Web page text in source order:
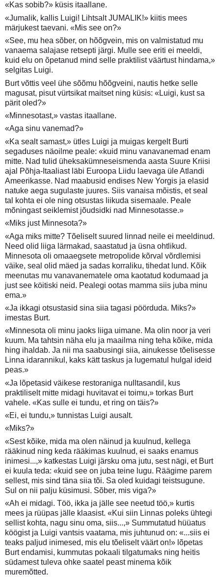
«Kas sobib?» küsis itaallane.
«Jumalik, kallis Luigi! Lihtsalt JUMALIK!» kiitis mees
märjukest taevani. «Mis see on?»
«See, mu hea sõber, on hõõgvein, mis on valmistatud mu
vanaema salajase retsepti järgi. Mulle see eriti ei meeldi,
kuid elu on õpetanud mind selle praktilist väärtust hindama,»
selgitas Luigi.
Burt võttis veel ühe sõõmu hõõgveini, nautis hetke selle
magusat, pisut vürtsikat maitset ning küsis: «Luigi, kust sa
pärit oled?»
«Minnesotast,» vastas itaallane.
«Aga sinu vanemad?»
«Ka sealt samast,» ütles Luigi ja muigas kergelt Burti
segaduses näoilme peale: «kuid minu vanavanemad enam
mitte. Nad tulid üheksakümneseismenda aasta Suure Kriisi
ajal Põhja-Itaaliast läbi Euroopa Liidu laevaga üle Atlandi
Ameerikasse. Nad maabusid endises New Yorgis ja elasid
natuke aega sugulaste juures. Siis vanaisa mõistis, et seal
tal kohta ei ole ning otsustas liikuda sisemaale. Peale
mõningast seiklemist jõudsidki nad Minnesotasse.»
«Miks just Minnesota?»
«Aga miks mitte? Tõeliselt suured linnad neile ei meeldinud.
Need olid liiga lärmakad, saastatud ja üsna ohtlikud.
Minnesota oli omaaegsete metropolide kõrval võrdlemisi
väike, seal olid mäed ja sadas korraliku, tihedat lund. Kõik
meenutas mu vanavanematele oma kaotatud kodumaad ja
just see köitiski neid. Pealegi ootas mamma siis juba minu
ema.»
«Ja ikkagi otsustasid sina siia tagasi pöörduda. Miks?»
imestas Burt.
«Minnesota oli minu jaoks liiga uimane. Ma olin noor ja veri
kuum. Ma tahtsin näha elu ja maailma ning teha kõike, mida
hing ihaldab. Ja nii ma saabusingi siia, ainukesse tõelisesse
Linna idarannikul, kaks kätt taskus ja lugematul hulgal ideid
peas.»
«Ja lõpetasid väikese restoraniga nulltasandil, kus
praktiliselt mitte midagi huvitavat ei toimu,» torkas Burt
vahele. «Kas sulle ei tundu, et ring on täis?»
«Ei, ei tundu,» tunnistas Luigi ausalt.
«Miks?»
«Sest kõike, mida ma olen näinud ja kuulnud, kellega
rääkinud ning keda rääkimas kuulnud, ei saaks enamus
inimesi...,» katkestas Luigi järsku oma jutu, sest nägi, et Burt
ei kuula teda: «kuid see on juba teine lugu. Räägime parem
sellest, mis sind täna siia tõi. Sa oled kuidagi teistsugune.
Sul on nii palju küsimusi. Sõber, mis viga?»
«Ah ei midagi. Töö, ikka ja jälle see neetud töö,» kurtis
mees ja rüüpas jälle klaasist. «Kui siin Linnas poleks ühtegi
sellist kohta, nagu sinu oma, siis...,» Summutatud hüüatus
köögist ja Luigi vantsis vaatama, mis juhtunud on: «...siis ei
teaks paljud inimesed, mis elu tõeliselt väärt on!» lõpetas
Burt endamisi, kummutas pokaali tilgatumaks ning heitis
südamest tuleva ohke saatel peast minema kõik
muremõtted.